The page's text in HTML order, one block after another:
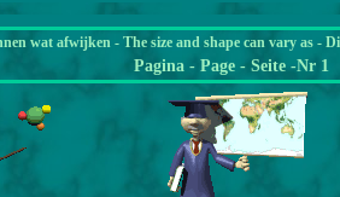
wat afwijken - The size and shape can vary as -
Pagina - Page - Seite -Nr 1